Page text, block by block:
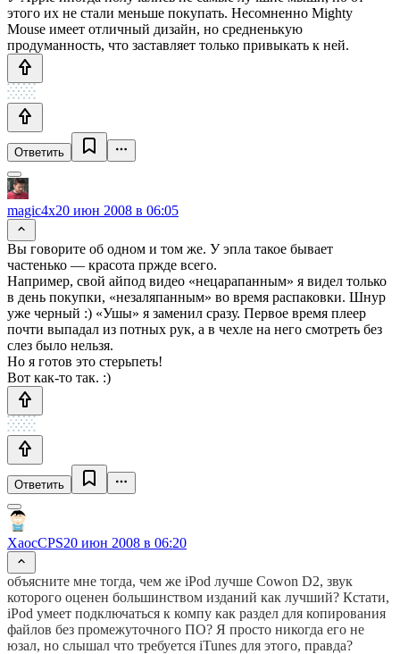
этого их не стали меньше покупать. Несомненно Mighty
Mouse имеет отличный дизайн, но средненькую
продуманность, что заставляет только привыкать к ней.
Ответить
magic4x20 июн 2008 в 06:05
Вы говорите об одном и том же. У эпла такое бывает
частенько — красота пржде всего.
Например, свой айпод видео «нецарапанным» я видел только
в день покупки, «незаляпанным» во время распаковки. Шнур
уже черный :) «Ушы» я заменил сразу. Первое время плеер
почти выпадал из потных рук, а в чехле на него смотреть без
слез было нельзя.
Но я готов это стерьпеть!
Вот как-то так. :)
Ответить
XaocCPS20 июн 2008 в 06:20
объясните мне тогда, чем же iPod лучше Cowon D2, звук
которого оценен большинством изданий как лучший? Кстати,
iPod умеет подключаться к компу как раздел для копирования
файлов без промежуточного ПО? Я просто никогда его не
юзал, но слышал что требуется iTunes для этого, правда?